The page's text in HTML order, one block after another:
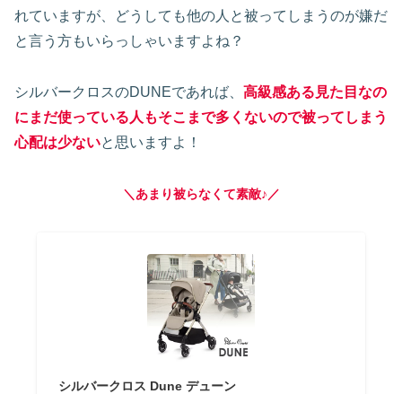
れていますが、どうしても他の人と被ってしまうのが嫌だ
と言う方もいらっしゃいますよね？
シルバークロスのDUNEであれば、 高級感ある見た目なの
にまだ使っている人もそこまで多くないので被ってしまう
心配は少ないと思いますよ！
＼あまり被らなくて素敵♪／
シルバークロス Dune デューン